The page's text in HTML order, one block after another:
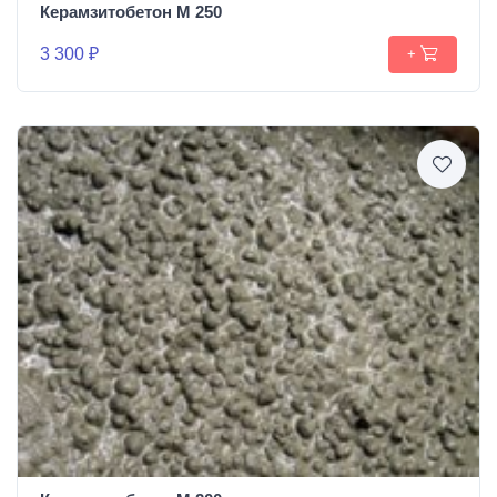
Керамзитобетон М 250
3 300 ₽ +